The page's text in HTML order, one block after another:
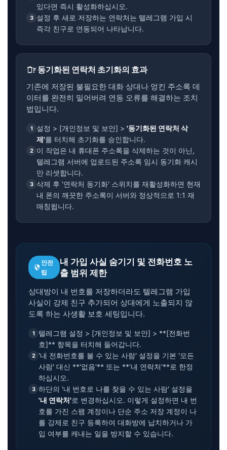
있다면 즉시 활성화하십시오.
3 설정 후 새로 저장하는 연락처는 텔레그램 가입 시
즉각 친구로 연동되어 나타납니다.
delete_sweep 동기화된 연락처 초기화의 효과
기존에 저장된 불필요한 대화 상대나 엉킨 주소록 데
이터를 완전히 밀어버려 연동 오류를 해결하는 조치
법입니다.
1 설정 > [개인정보 및 보안] > '동기화된 연락처 삭
제'를 터치해 초기화를 승인합니다.
2 이 작업은 내 휴대폰 주소록을 삭제하는 것이 아닌,
텔레그램 서버에 업로드된 주소록 임시 동기화 캐시
만 리셋합니다.
3 삭제 후 '연락처 동기화' 스위치를 재활성화하면 현재
내 폰의 깨끗한 주소록이 서버와 정상적으로 1:1 재
매칭됩니다.
security 안전
팁
내 가입 사실 숨기기 및 전화번호 노
출 범위 제한
상대방이 내 번호를 저장하더라도 텔레그램 가입
사실이 강제 친구 추가되어 상대에게 노출되지 않
도록 하는 사생활 보호 세팅입니다.
1
텔레그램 설정 > [개인정보 및 보안] > **[전화번
호]** 항목을 터치해 들어갑니다.
2 '내 전화번호를 볼 수 있는 사람' 설정을 기본 '모든
사람' 대신 **'없음'** 또는 **'내 연락처'**로 한정
하십시오.
3 하단의 '내 번호로 나를 찾을 수 있는 사람' 설정을
'내 연락처'로 변경하십시오. 이렇게 설정하면 내 번
호를 가진 스팸 계정이나 단순 주소 저장 계정이 나
를 강제로 친구 등록하여 대화방에 납치하거나 가
입 여부를 캐내는 일을 방지할 수 있습니다.